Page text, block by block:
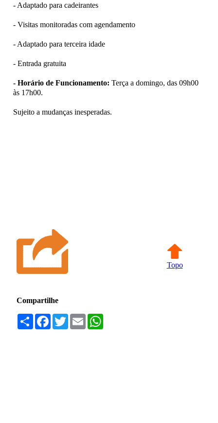
- Adaptado para cadeirantes
- Visitas monitoradas com agendamento
- Adaptado para terceira idade
- Entrada gratuita
- Horário de Funcionamento: Terça a domingo, das 09h00
às 17h00.
Sujeito a mudanças inesperadas.
Topo
Compartilhe
Compartilhar
Facebook
TwitterEmail